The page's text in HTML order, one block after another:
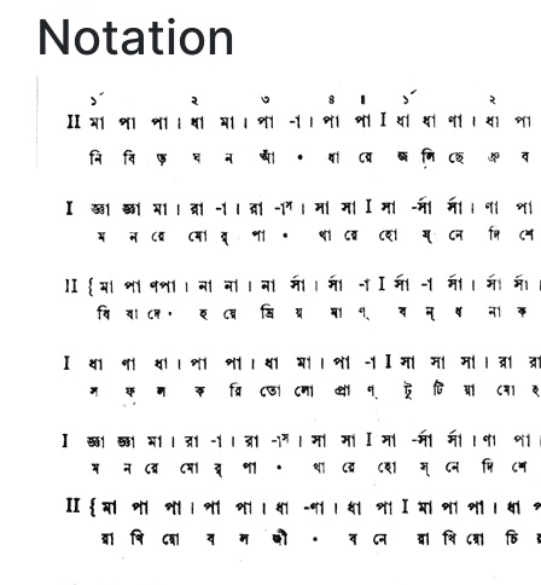
Notation